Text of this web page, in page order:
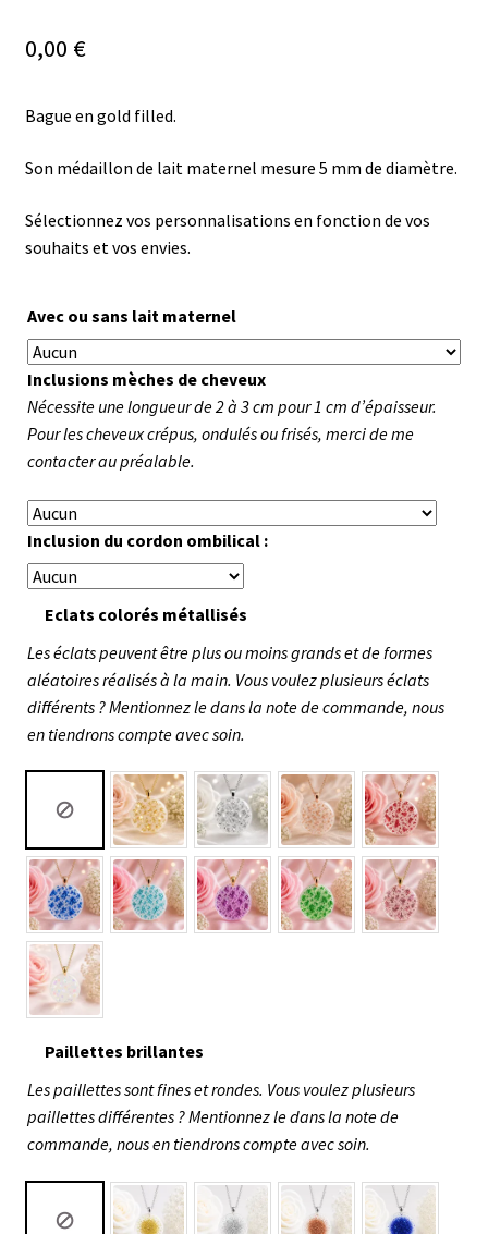
0,00 €
Bague en gold filled.
Son médaillon de lait maternel mesure 5 mm de diamètre.
Sélectionnez vos personnalisations en fonction de vos
souhaits et vos envies.
Avec ou sans lait maternel
Inclusions mèches de cheveux
Nécessite une longueur de 2 à 3 cm pour 1 cm d’épaisseur.
Pour les cheveux crépus, ondulés ou frisés, merci de me
contacter au préalable.
Inclusion du cordon ombilical :
Eclats colorés métallisés
Les éclats peuvent être plus ou moins grands et de formes
aléatoires réalisés à la main. Vous voulez plusieurs éclats
différents ? Mentionnez le dans la note de commande, nous
en tiendrons compte avec soin.
Paillettes brillantes
Les paillettes sont fines et rondes. Vous voulez plusieurs
paillettes différentes ? Mentionnez le dans la note de
commande, nous en tiendrons compte avec soin.